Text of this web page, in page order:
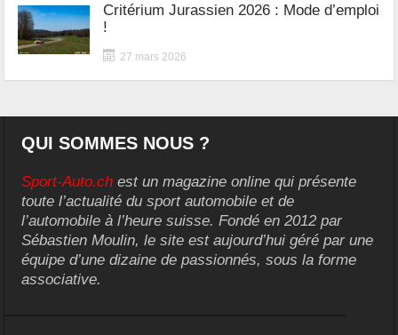
Critérium Jurassien 2026 : Mode d’emploi
!
27 mars 2026
QUI SOMMES NOUS ?
Sport-Auto.ch est un magazine online qui présente
toute l’actualité du sport automobile et de
l’automobile à l’heure suisse. Fondé en 2012 par
Sébastien Moulin, le site est aujourd’hui géré par une
équipe d’une dizaine de passionnés, sous la forme
associative.